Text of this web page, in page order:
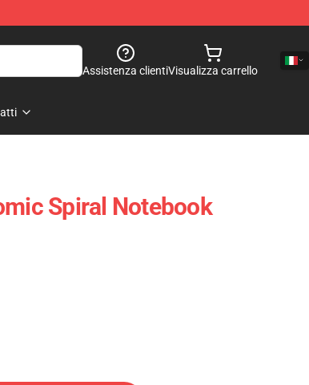
Assistenza clientiVisualizza carrello
Spiral Notebook